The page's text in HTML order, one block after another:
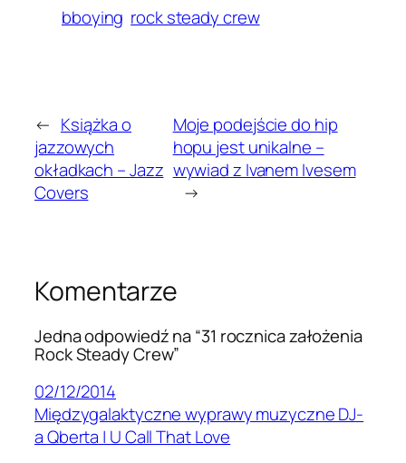
bboying rock steady crew
← Książka o
jazzowych
okładkach – Jazz
Covers
Moje podejście do hip
hopu jest unikalne –
wywiad z Ivanem Ivesem
→
Komentarze
Jedna odpowiedź na “31 rocznica założenia
Rock Steady Crew”
02/12/2014
Międzygalaktyczne wyprawy muzyczne DJ-
a Qberta | U Call That Love